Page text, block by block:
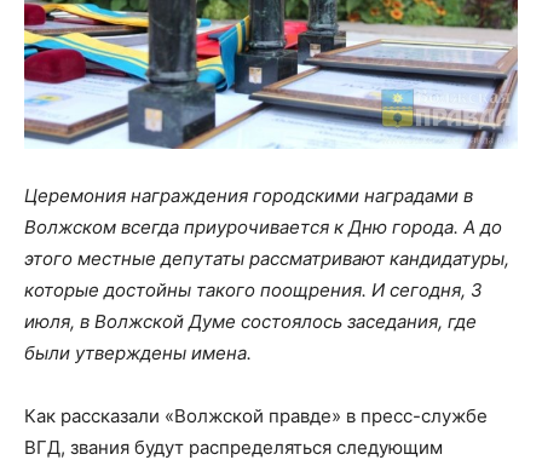
Церемония награждения городскими наградами в
Волжском всегда приурочивается к Дню города. А до
этого местные депутаты рассматривают кандидатуры,
которые достойны такого поощрения. И сегодня, 3
июля, в Волжской Думе состоялось заседания, где
были утверждены имена.
Как рассказали «Волжской правде» в пресс-службе
ВГД, звания будут распределяться следующим